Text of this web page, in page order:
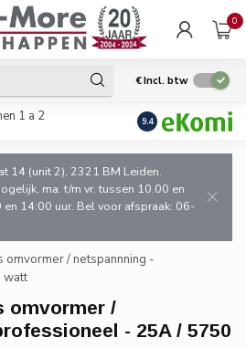
0
€Incl. btw
1 a 2 Uitsluitend goede
en de vakman!
9.4
14 (unit 2), 2321 BM Leiden.
ma. t/m vr. tussen 10.00 en
14:00 uur. Bel voor afspraak: 06-
omvormer / netspannning -
watt
omvormer /
- 25A / 5750